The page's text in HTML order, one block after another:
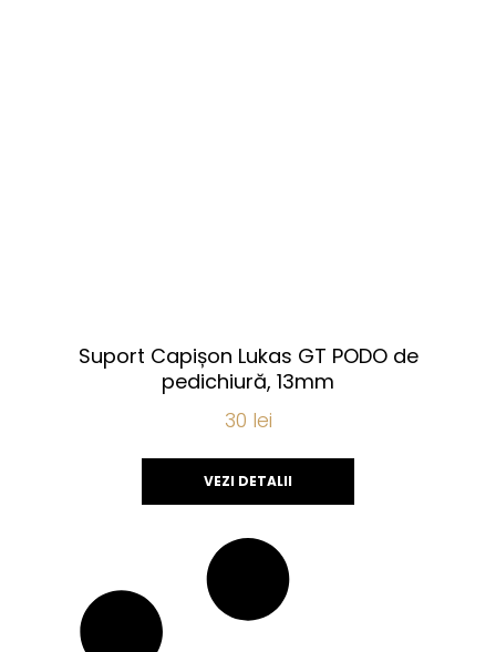
Suport Capișon Lukas GT PODO de
pedichiură, 13mm
30 lei
VEZI DETALII